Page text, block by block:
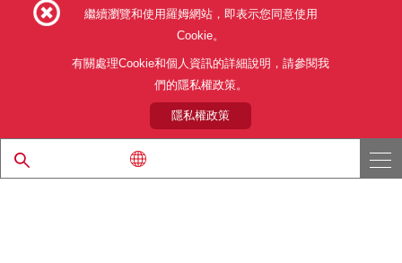
利用目的 隱私權政策
關於本公司產品銷售之標準條款(PDF)
© 1997 - 2026 ROHM CO., LTD. ALL RIGHTS RESERVED.
繼續瀏覽和使用羅姆網站，即表示您同意使用
Cookie。
有關處理Cookie和個人資訊的詳細說明，請參閱我
們的隱私權政策。
隱私權政策